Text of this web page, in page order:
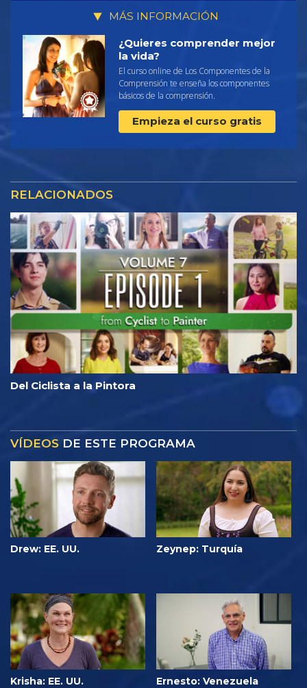
MÁS INFORMACIÓN
¿Quieres comprender mejor
la vida?
El curso online de Los Componentes de la
Comprensión te enseña los componentes
básicos de la comprensión.
Empieza el curso gratis
RELACIONADOS
Del Ciclista a la Pintora
VÍDEOS DE ESTE PROGRAMA
Drew: EE. UU. Zeynep: Turquía
Krisha: EE. UU. Ernesto: Venezuela